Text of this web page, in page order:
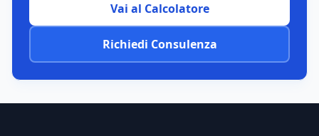
Vai al Calcolatore
Richiedi Consulenza